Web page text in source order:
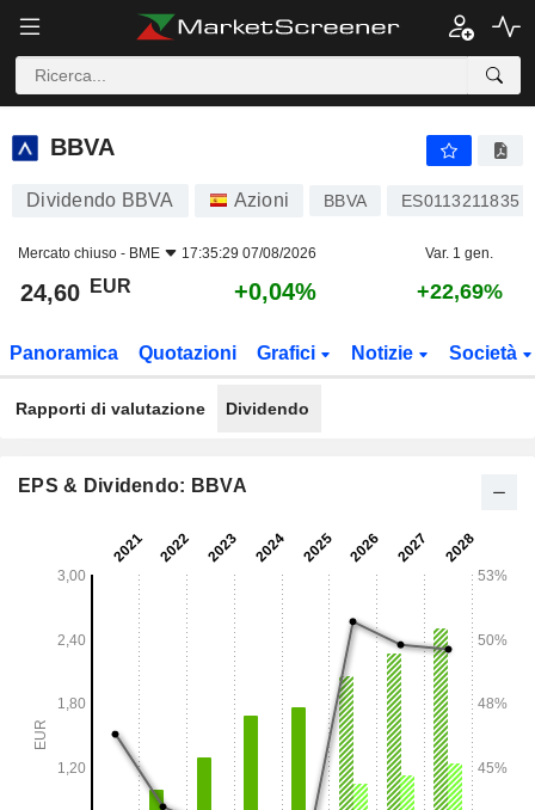
BBVA
BBVA
Dividendo BBVA Azioni BBVA ES0113211835
Mercato chiuso - BME 17:35:29 07/08/2026 Var. 1 gen.
24,60 EUR +0,04% +22,69%
Panoramica Quotazioni Grafici Notizie Società
Rapporti di valutazione Dividendo
EPS & Dividendo: BBVA